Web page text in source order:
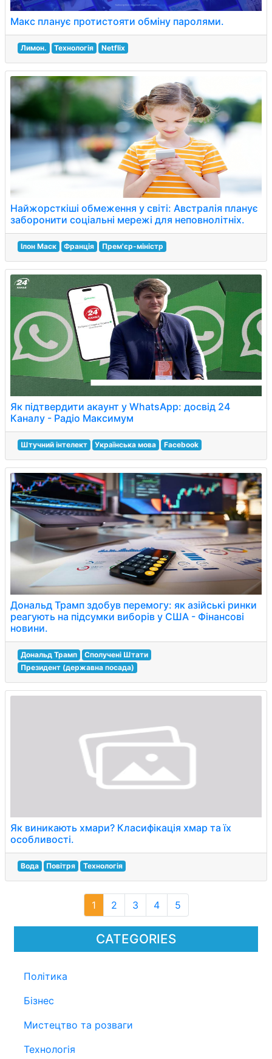
CATEGORIES
Політика
Бізнес
Мистецтво та розваги
Технологія
Макс планує протистояти обміну паролями.
Лимон. Технологія Netflix
Найжорсткіші обмеження у світі: Австралія планує
заборонити соціальні мережі для неповнолітніх.
Ілон Маск Франція Прем'єр-міністр
Як підтвердити акаунт у WhatsApp: досвід 24
Каналу - Радіо Максимум
Штучний інтелект Українська мова Facebook
Дональд Трамп здобув перемогу: як азійські ринки
реагують на підсумки виборів у США - Фінансові
новини.
Дональд Трамп
Сполучені Штати
Президент (державна посада)
Як виникають хмари? Класифікація хмар та їх
особливості.
Вода Повітря Технологія
1 2 3 4 5